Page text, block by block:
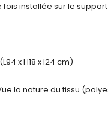
installée sur le
x H18 x l24 cm)
la nature du tissu